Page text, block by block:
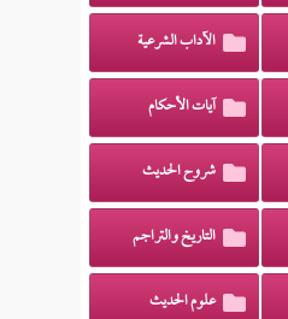
الآداب الشرعية
آيات الأحكام
شروح الحديث
التاريخ والتراجم
علوم الحديث